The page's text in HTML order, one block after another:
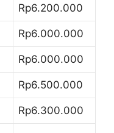
Rp6.200.000
Rp6.000.000
Rp6.000.000
Rp6.500.000
Rp6.300.000